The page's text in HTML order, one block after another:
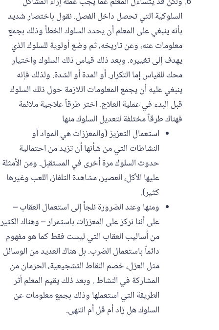
السلوكية التي تحصل داخل الفصل. نقول باختصار شديد
بأنه ينبغي على المعلم أن يحدد السلوك الخطأ وذلك بجمع
معلومات عنه، وعن تاريخه، ثم وضع أولوية للسلوك الذي
يهدف إلى تغييره. وبعد ذلك قياس ذلك السلوك واختيار
محك للقياس إما التكرار. أو المدة أو الشدة. ولذلك فإنه
ينبغي عليه أن يجمع المعلومات اللازمة حول ذلك السلوك
قبل البدء في عملية العلاج. اختر طرقاً علاجية ملائمة
فهناك طرقاً مختلفة لتعديل السلوك منها
استعمال التعزيز (والمعززات هي المواد أو
النشاطات التي من شأنها أن تزيد من احتمالية
حدوث السلوك مرة أخرى في المستقبل. ومن الأمثلة
عليها الأكل، العصير، مشاهدة التلفاز، اللعب وغيرها
كثير).
ومنها وعند الضرورة نلجأ إلى استعمال العقاب –
على أننا نركز على المعززات باستمرار – وهناك الكثير
من أساليب العقاب التي ليست فقط كما هو مفهوم
دائماً باستعمال الضرب. بل هناك العديد من الوسائل
مثل العزل، خصم النقاط التشجيعية، الحرمان من
المشاركة في النشاط . وبعد ذلك يقيم المعلم أثر
الطريقة التي استعملها وذلك بجمع معلومات عن
السلوك هل زاد أم قل أم انتهى.